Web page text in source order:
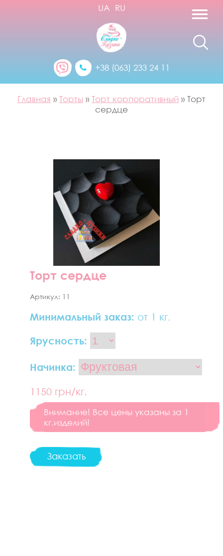
+38 (063) 233 24 11
UA RU
Главная » Торты » Торт корпоративный » Торт
сердце
Торт сердце
Артикул: 11
Минимальный заказ: от 1 кг.
Ярусность:
Начинка:
1150 грн/кг.
Внимание! Все цены указаны за 1
кг.изделий!
Заказать